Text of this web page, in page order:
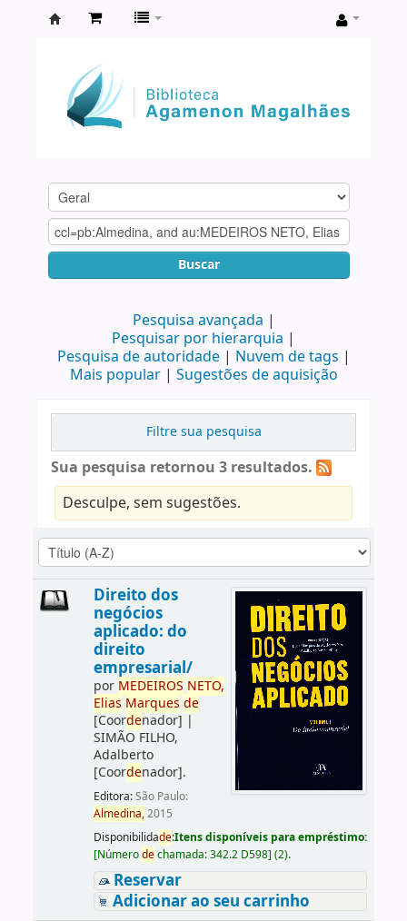
Agamenon
Magalhães
Buscar
Pesquisa avançada
Pesquisar por hierarquia
Pesquisa de autoridade
Nuvem de tags
Mais popular
Sugestões de aquisição
Filtre sua pesquisa
Sua pesquisa retornou 3 resultados.
Desculpe, sem sugestões.
Direito dos
negócios
aplicado: do
direito
empresarial/
por MEDEIROS NETO,
Elias Marques de
[Coordenador] |
SIMÃO FILHO,
Adalberto
[Coordenador].
Editora:São Paulo:
Almedina,2015
Disponibilidade:Itens disponíveis para empréstimo:
[Númerodechamada:342.2 D598] (2).
Reservar
Adicionar ao seu carrinho